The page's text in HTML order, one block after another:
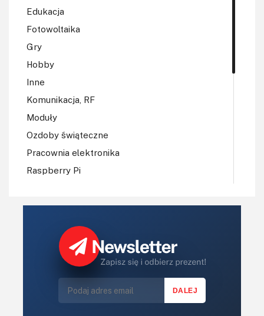
Edukacja
Fotowoltaika
Gry
Hobby
Inne
Komunikacja, RF
Moduły
Ozdoby świąteczne
Pracownia elektronika
Raspberry Pi
Robotyka
Sterowniki silników
Technika μP, μC, PLD
Termometry i termostaty